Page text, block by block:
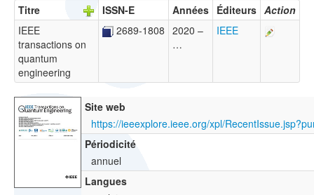
Titre ISSN-E Années Éditeurs Action
IEEE
transactions on
quantum
engineering
2689-1808 2020 –
…
IEEE
Site web
Périodicité
annuel
Langues